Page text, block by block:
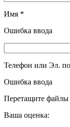
Имя *
Ошибка ввода
Телефон или Эл.
Ошибка ввода
Перетащите файлы
Ваша оценка: